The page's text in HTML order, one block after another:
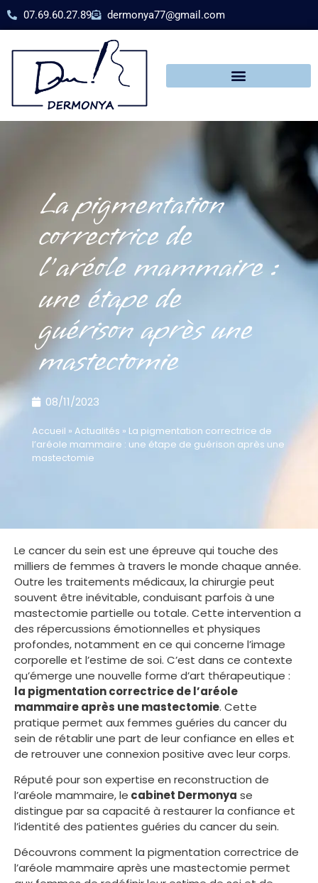
07.69.60.27.89 dermonya77@gmail.com
La pigmentation
correctrice de
l’aréole mammaire :
une étape de
guérison après une
mastectomie
08/11/2023
Accueil » Actualités » La pigmentation correctrice de
l’aréole mammaire : une étape de guérison après une
mastectomie
Le cancer du sein est une épreuve qui touche des
milliers de femmes à travers le monde chaque année.
Outre les traitements médicaux, la chirurgie peut
souvent être inévitable, conduisant parfois à une
mastectomie partielle ou totale. Cette intervention a
des répercussions émotionnelles et physiques
profondes, notamment en ce qui concerne l’image
corporelle et l’estime de soi. C’est dans ce contexte
qu’émerge une nouvelle forme d’art thérapeutique :
la pigmentation correctrice de l’aréole
mammaire après une mastectomie. Cette
pratique permet aux femmes guéries du cancer du
sein de rétablir une part de leur confiance en elles et
de retrouver une connexion positive avec leur corps.
Réputé pour son expertise en reconstruction de
l’aréole mammaire, le cabinet Dermonya se
distingue par sa capacité à restaurer la confiance et
l’identité des patientes guéries du cancer du sein.
Découvrons comment la pigmentation correctrice de
l’aréole mammaire après une mastectomie permet